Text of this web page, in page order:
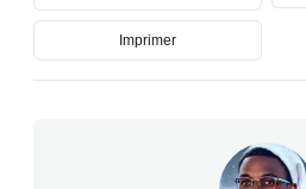
Imprimer